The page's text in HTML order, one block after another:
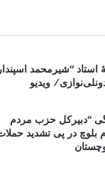
استاد “شیرمحمد
ویدیو
“دبیرکل حزب مردم
بلوچ در پی تشدید